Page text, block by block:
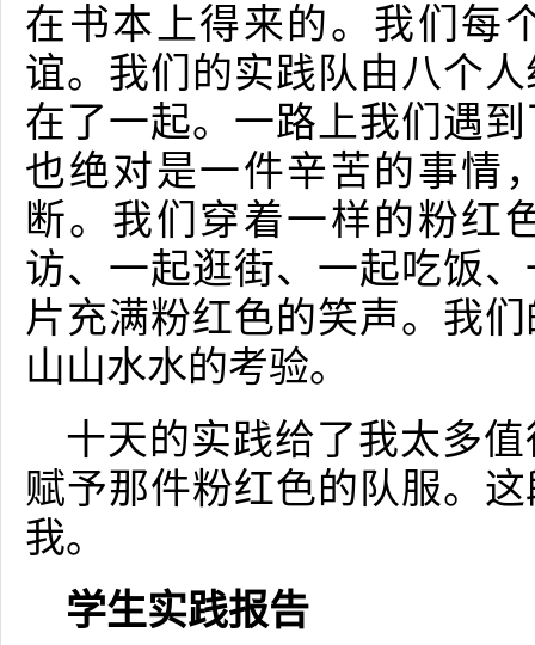
在书本上得来的。我们每
谊。我们的实践队由八个
在了一起。一路上我们遇
也绝对是一件辛苦的事情
断。我们穿着一样的粉红
访、一起逛街、一起吃饭
片充满粉红色的笑声。我
山山水水的考验。
十天的实践给了我太多
赋予那件粉红色的队服。
我。
学生实践报告